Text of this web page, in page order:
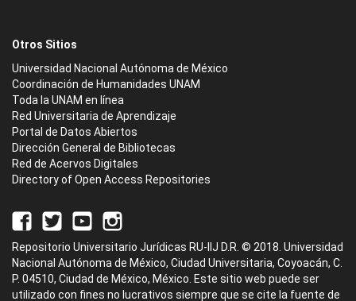
Otros Sitios
Universidad Nacional Autónoma de México
Coordinación de Humanidades UNAM
Toda la UNAM en línea
Red Universitaria de Aprendizaje
Portal de Datos Abiertos
Dirección General de Bibliotecas
Red de Acervos Digitales
Directory of Open Access Repositories
Repositorio Universitario Jurídicas RU-IIJ D.R. © 2018. Universidad
Nacional Autónoma de México, Ciudad Universitaria, Coyoacán, C.
P. 04510, Ciudad de México, México. Este sitio web puede ser
utilizado con fines no lucrativos siempre que se cite la fuente de